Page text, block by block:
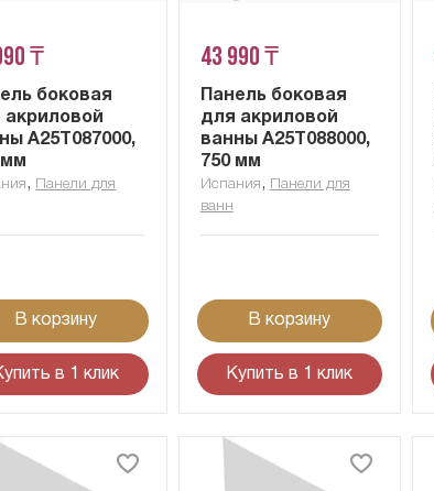
₸
боковая
акриловой
A25T087000,
мм
, Панели для
В корзину
в 1 клик
43 990 ₸
Панель боковая
для акриловой
ванны A25T088000,
750 мм
Испания , Панели для
ванн
В корзину
Купить в 1 клик